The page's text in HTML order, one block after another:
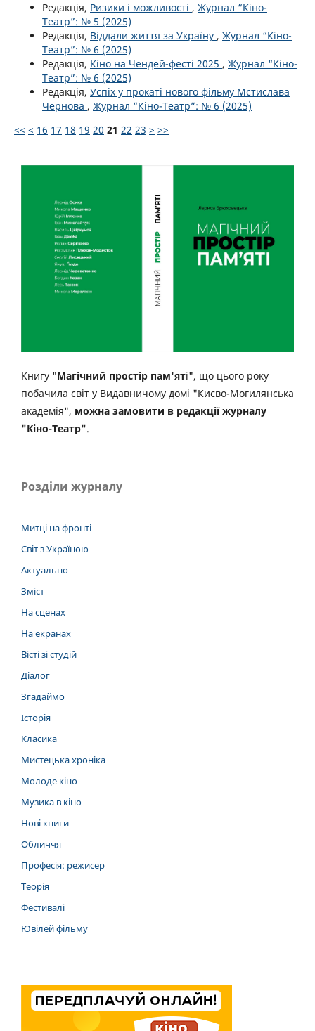
Редакція, Ризики і можливості , Журнал “Кіно-
Театр”: № 5 (2025)
Редакція, Віддали життя за Україну , Журнал “Кіно-
Театр”: № 6 (2025)
Редакція, Кіно на Чендей-фесті 2025 , Журнал “Кіно-
Театр”: № 6 (2025)
Редакція, Успіх у прокаті нового фільму Мстислава
Чернова , Журнал “Кіно-Театр”: № 6 (2025)
<< < 16 17 18 19 20 21 22 23 > >>
Книгу "Магічний простір пам'яті", що цього року
побачила світ у Видавничому домі "Києво-Могилянська
академія", можна замовити в редакції журналу
"Кіно-Театр".
Розділи журналу
Митці на фронті
Світ з Україною
Актуально
Зміст
На сценах
На екранах
Вісті зі студій
Діалог
Згадаймо
Історія
Класика
Мистецька хроніка
Молоде кіно
Музика в кіно
Нові книги
Обличчя
Професія: режисер
Теорія
Фестивалі
Ювілей фільму